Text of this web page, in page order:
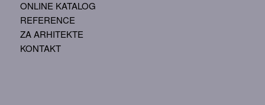
ONLINE KATALOG
REFERENCE
ZA ARHITEKTE
KONTAKT